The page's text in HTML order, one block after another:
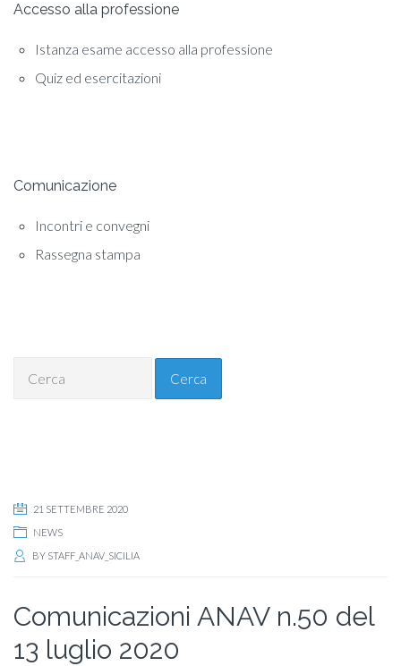
Accesso alla professione
Istanza esame accesso alla professione
Quiz ed esercitazioni
Comunicazione
Incontri e convegni
Rassegna stampa
Cerca
21 SETTEMBRE 2020
NEWS
BY STAFF_ANAV_SICILIA
Comunicazioni ANAV n.50 del
13 luglio 2020